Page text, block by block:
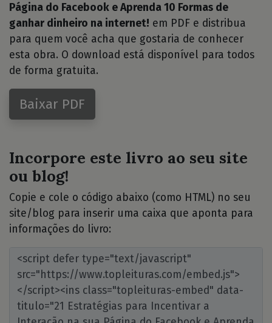
Página do Facebook e Aprenda 10 Formas de
ganhar dinheiro na internet! em PDF e distribua
para quem você acha que gostaria de conhecer
esta obra. O download está disponível para todos
de forma gratuita.
Baixar PDF
Incorpore este livro ao seu site
ou blog!
Copie e cole o código abaixo (como HTML) no seu
site/blog para inserir uma caixa que aponta para
informações do livro: